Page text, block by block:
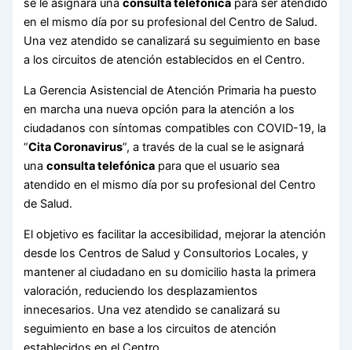
se le asignará unaconsulta telefónica para ser atendido
en el mismo día por su profesional del Centro de Salud.
Una vez atendido se canalizará su seguimiento en base
a los circuitos de atención establecidos en el Centro.
La Gerencia Asistencial de Atención Primaria ha puesto
en marcha una nueva opción para la atención a los
ciudadanos con síntomas compatibles con COVID-19, la
“Cita Coronavirus”, a través de la cual se le asignará
unaconsulta telefónica para que el usuario sea
atendido en el mismo día por su profesional del Centro
de Salud.
El objetivo es facilitar la accesibilidad, mejorar la atención
desde los Centros de Salud y Consultorios Locales, y
mantener al ciudadano en su domicilio hasta la primera
valoración, reduciendo los desplazamientos
innecesarios. Una vez atendido se canalizará su
seguimiento en base a los circuitos de atención